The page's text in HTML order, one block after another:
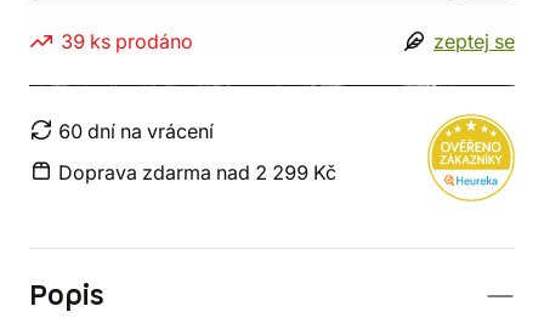
39 ks prodáno zeptej se
60 dní na vrácení
Doprava zdarma nad 2 299 Kč
Popis